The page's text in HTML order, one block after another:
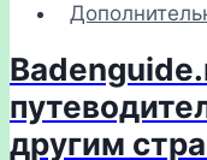
другим